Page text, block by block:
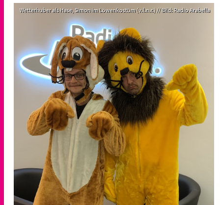
Wetterhuber als Hase, Simon im Löwenkostüm (v.l.n.r.) // Bild: Radio Arabella